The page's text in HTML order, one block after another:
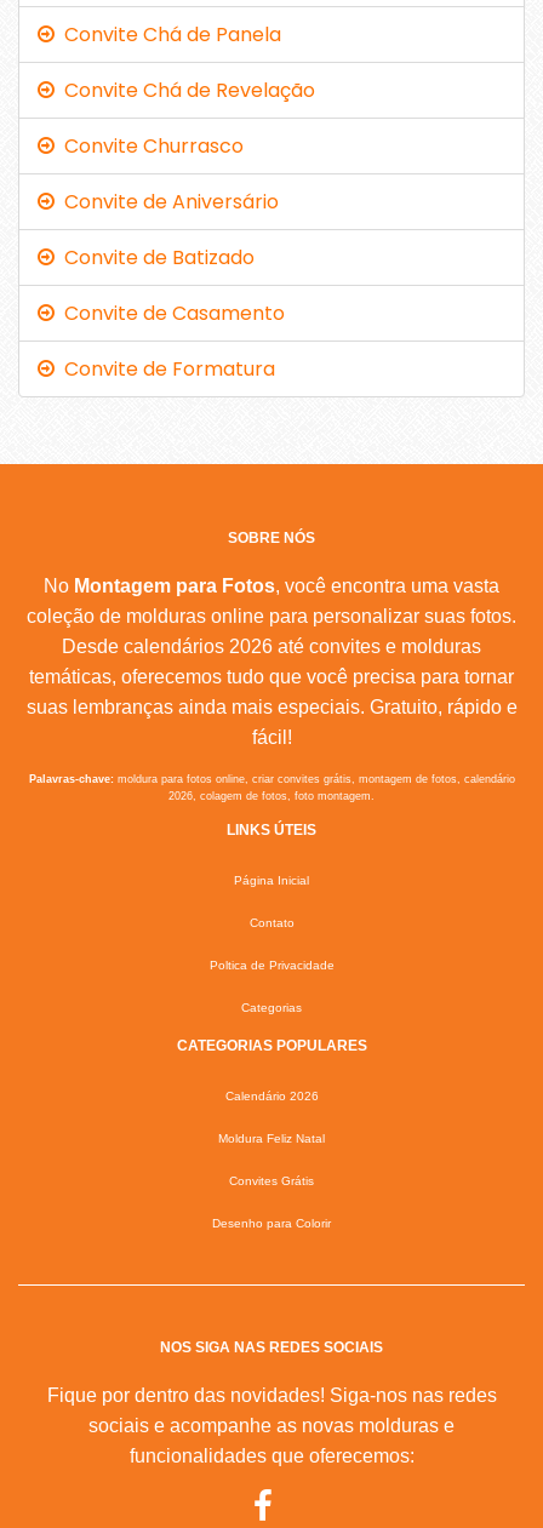
Convite Chá de Panela
Convite Chá de Revelação
Convite Churrasco
Convite de Aniversário
Convite de Batizado
Convite de Casamento
Convite de Formatura
SOBRE NÓS
No Montagem para Fotos, você encontra uma vasta
coleção de molduras online para personalizar suas fotos.
Desde calendários 2026 até convites e molduras
temáticas, oferecemos tudo que você precisa para tornar
suas lembranças ainda mais especiais. Gratuito, rápido e
fácil!
Palavras-chave:moldura para fotos online, criar convites grátis, montagem de fotos, calendário
2026, colagem de fotos, foto montagem.
LINKS ÚTEIS
Página Inicial
Contato
Poltica de Privacidade
Categorias
CATEGORIAS POPULARES
Calendário 2026
Moldura Feliz Natal
Convites Grátis
Desenho para Colorir
NOS SIGA NAS REDES SOCIAIS
Fique por dentro das novidades! Siga-nos nas redes
sociais e acompanhe as novas molduras e
funcionalidades que oferecemos: